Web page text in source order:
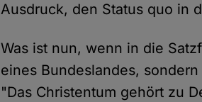
Ausdruck, den Status quo in
Was ist nun, wenn in die
eines Bundeslandes,
"Das Christentum gehört zu